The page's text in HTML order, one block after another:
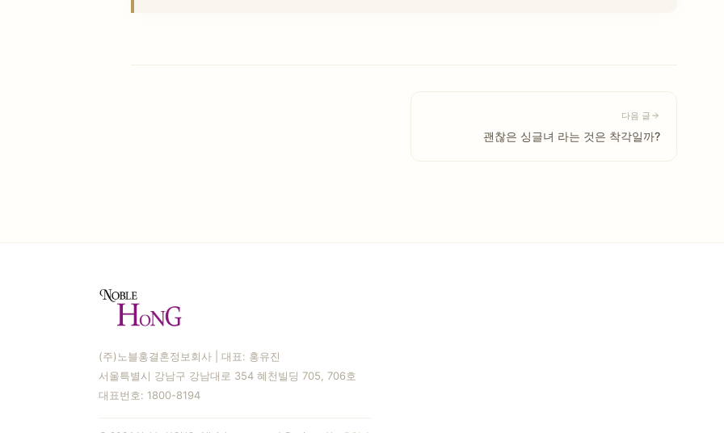
다음 글
괜찮은 싱글녀 라는 것은 착각일까?
(주)노블홍결혼정보회사 | 대표: 홍유진
서울특별시 강남구 강남대로 354 혜천빌딩 705, 706호
대표번호: 1800-8194